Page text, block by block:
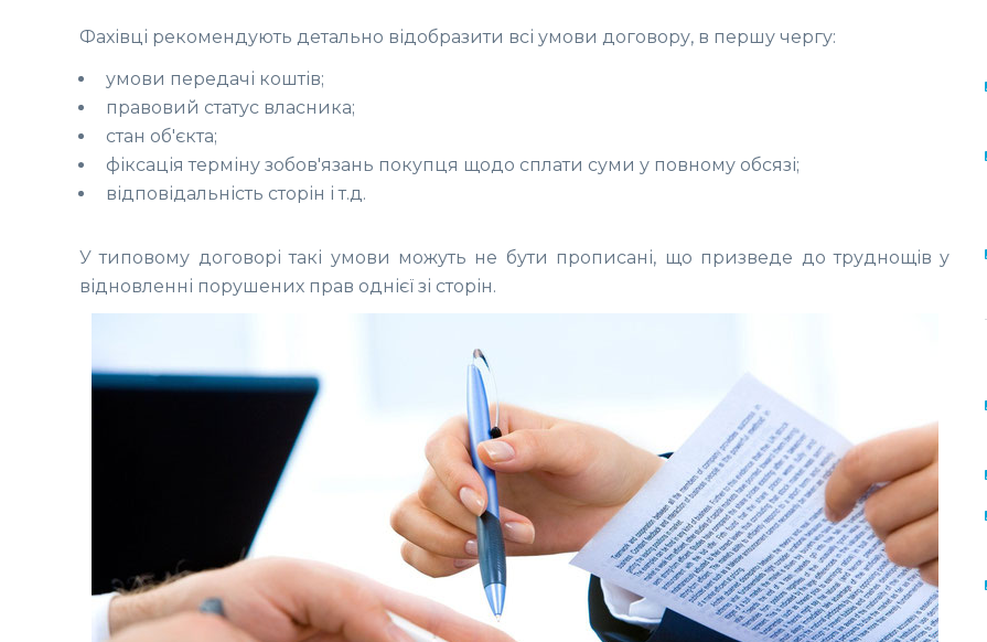
Фахівці рекомендують детально відобразити всі умови договору, в першу чергу:
умови передачі коштів;
правовий статус власника;
стан об'єкта;
фіксація терміну зобов'язань покупця щодо сплати суми у повному обсязі;
відповідальність сторін і т.д.
У типовому договорі такі умови можуть не бути прописані, що призведе до труднощів у
відновленні порушених прав однієї зі сторін.